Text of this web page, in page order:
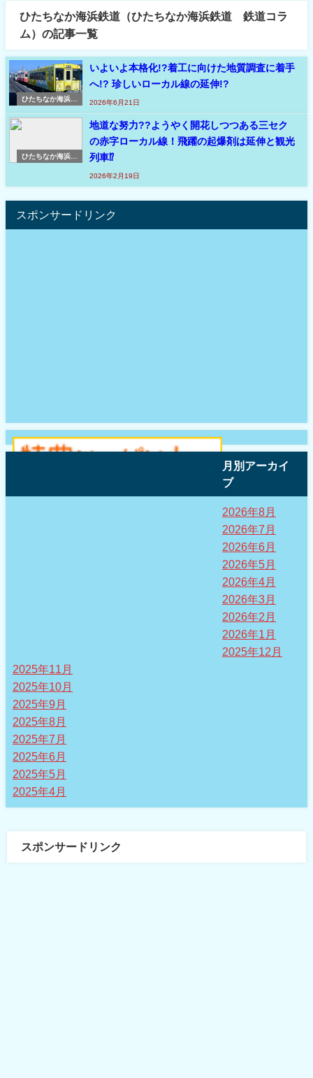
ひたちなか海浜鉄道（ひたちなか海浜鉄道 鉄道コラ
ム）の記事一覧
ひたちなか海浜鉄
浜鉄道 鉄道コラ
いよいよ本格化!?着工に向けた地質調査に着手
へ!? 珍しいローカル線の延伸!?
2026年6月21日
ひたちなか海浜鉄
ム）
地道な努力??ようやく開花しつつある三セク
の赤字ローカル線！飛躍の起爆剤は延伸と観光
列車⁉
2026年2月19日
スポンサードリンク
月別アーカイ
ブ
2026年8月
2026年7月
2026年6月
2026年5月
2026年4月
2026年3月
2026年2月
2026年1月
2025年12月
2025年11月
2025年10月
2025年9月
2025年8月
2025年7月
2025年6月
2025年5月
2025年4月
スポンサードリンク